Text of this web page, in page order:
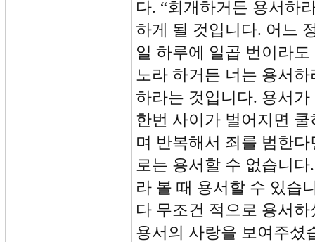
다. “회개하거든 용서하
하게 될 것입니다. 어느
일 하루에 일곱 번이라
노라 하거든 너는 용서
하라는 것입니다. 용서
한번 사이가 벌어지면
며 반복해서 죄를 범한
로는 용서할 수 없습니
라 볼 때 용서할 수 있습
다 무조건 적으로 용서
용서의 사랑을 보여주셨